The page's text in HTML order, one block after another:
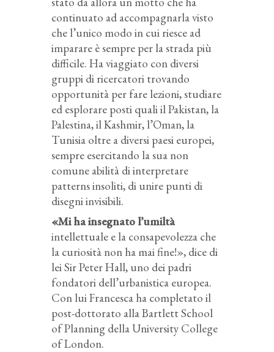
continuato ad accompagnarla visto
che l’unico modo in cui riesce ad
imparare è sempre per la strada più
difficile. Ha viaggiato con diversi
gruppi di ricercatori trovando
opportunità per fare lezioni, studiare
ed esplorare posti quali il Pakistan, la
Palestina, il Kashmir, l’Oman, la
Tunisia oltre a diversi paesi europei,
sempre esercitando la sua non
comune abilità di interpretare
patterns insoliti, di unire punti di
disegni invisibili.
«Mi ha insegnato l’umiltà
intellettuale e la consapevolezza che
la curiosità non ha mai fine!», dice di
lei Sir Peter Hall, uno dei padri
fondatori dell’urbanistica europea.
Con lui Francesca ha completato il
post-dottorato alla Bartlett School
of Planning della University College
of London.